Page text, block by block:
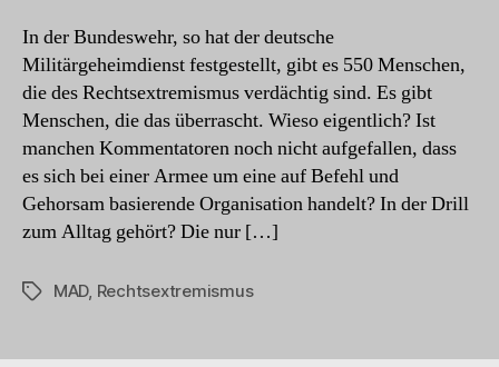
In der Bundeswehr, so hat der deutsche
Militärgeheimdienst festgestellt, gibt es 550 Menschen,
die des Rechtsextremismus verdächtig sind. Es gibt
Menschen, die das überrascht. Wieso eigentlich? Ist
manchen Kommentatoren noch nicht aufgefallen, dass
es sich bei einer Armee um eine auf Befehl und
Gehorsam basierende Organisation handelt? In der Drill
zum Alltag gehört? Die nur […]
Schlagwörter
MAD, Rechtsextremismus